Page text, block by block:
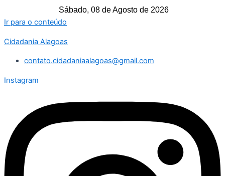
Sábado, 08 de Agosto de 2026
Ir para o conteúdo
Cidadania Alagoas
contato.cidadaniaalagoas@gmail.com
Instagram